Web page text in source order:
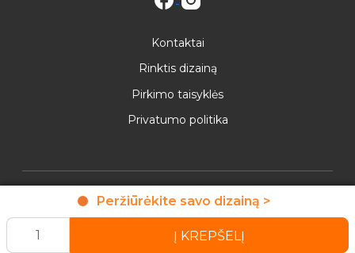
Peržiūrėkite savo dizainą >
Į KREPŠELĮ
Kontaktai
Rinktis dizainą
Pirkimo taisyklės
Privatumo politika
Parduodamas produktas yra vizualinis rėmelis ir nėra
muzikinis grotuvas.